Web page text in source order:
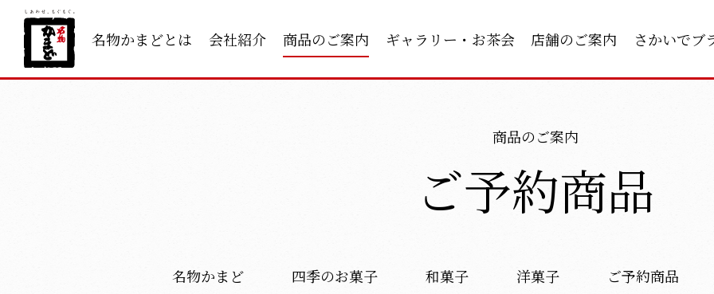
名物かまどとは 会社紹介 商品のご案内 ギャラリー・お茶会 店舗のご案内 さかいでブ
商品のご案内
ご予約商品
名物かまど 四季のお菓子 和菓子 洋菓子 ご予約商品